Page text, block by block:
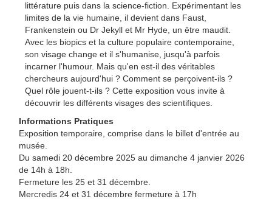
littérature puis dans la science-fiction. Expérimentant les
limites de la vie humaine, il devient dans Faust,
Frankenstein ou Dr Jekyll et Mr Hyde, un être maudit.
Avec les biopics et la culture populaire contemporaine,
son visage change et il s'humanise, jusqu'à parfois
incarner l'humour. Mais qu'en est-il des véritables
chercheurs aujourd'hui ? Comment se perçoivent-ils ?
Quel rôle jouent-t-ils ? Cette exposition vous invite à
découvrir les différents visages des scientifiques.
Informations Pratiques
Exposition temporaire, comprise dans le billet d'entrée au
musée.
Du samedi 20 décembre 2025 au dimanche 4 janvier 2026
de 14h à 18h.
Fermeture les 25 et 31 décembre.
Mercredis 24 et 31 décembre fermeture à 17h